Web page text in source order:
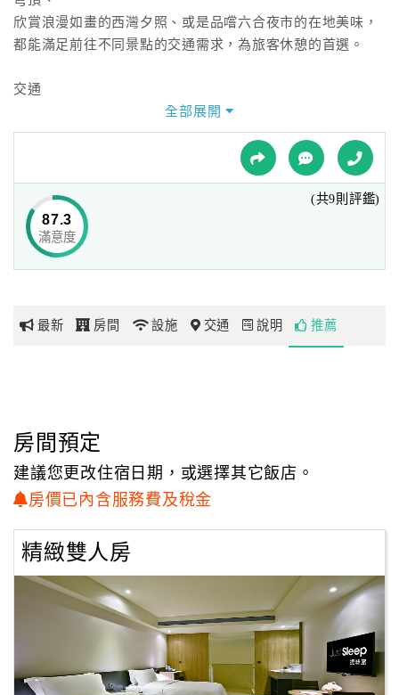
色
民
宿
球
網
玩
地
圖
顧
務
滿
意
欣賞浪漫如畫的西灣夕照、或是品嚐六合夜市的在地美味，
都能滿足前往不同景點的交通需求，為旅客休憩的首選。
交通
由飯店步行至高雄捷運高雄車站及美麗島站10號出入口僅需
2分鐘路程，
距離小港國際機場的車程約為15分鐘。
135間時尚高雅的客房，空間皆10坪以上，並將美學融入飯
店設計中，
兼具精品魅力及文創的時尚氣息。部分客房設有視覺藝術佈
客房採用國際級的Wellspring床墊及頂級的淋浴設備，
生活資訊。
全部展開
87.3
滿意度
(共9則評鑑)
最新 房間 設施 交通 說明 推薦
房間預定
建議您更改住宿日期，或選擇其它飯店。
房價已內含服務費及稅金
精緻雙人房